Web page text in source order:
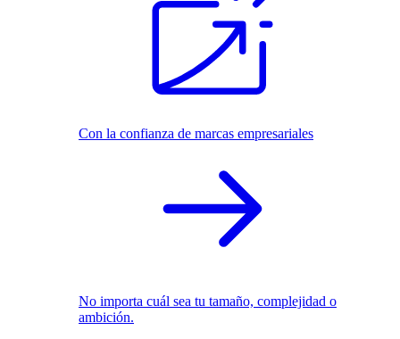
Con la confianza de marcas empresariales
No importa cuál sea tu tamaño, complejidad o
ambición.